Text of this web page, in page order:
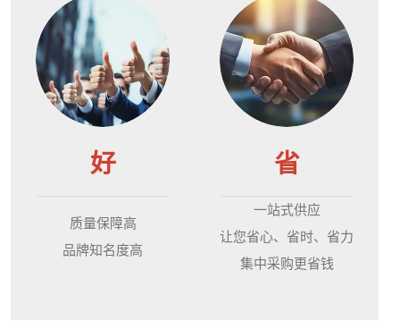
好
质量保障高
品牌知名度高
省
一站式供应
让您省心、省时、省力
集中采购更省钱